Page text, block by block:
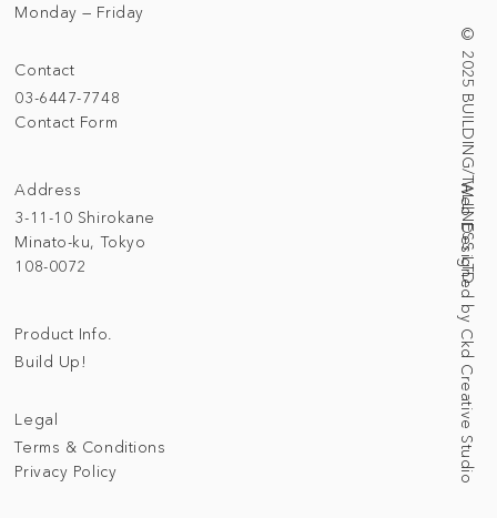
Address
3-11-10 Shirokane
Minato-ku, Tokyo
108-0072
© 2025 BUILDING/TALLNESS LTD.
Web Designed by Ckd Creative Studio
Contact
03-6447-7748
Contact Form
Monday — Friday
Legal
Terms & Conditions
Privacy Policy
Product Info.
Build Up!